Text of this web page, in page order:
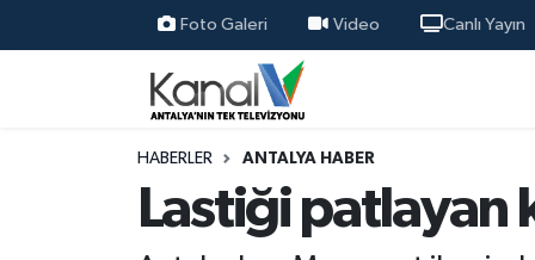
Foto Galeri Video Canlı Yayın
HABERLER ANTALYA HABER
Lastiği patlayan
Ana Haber
Antalya Haber
Nöbetçi Eczaneler
Hava Durumu
Trafik Durumu